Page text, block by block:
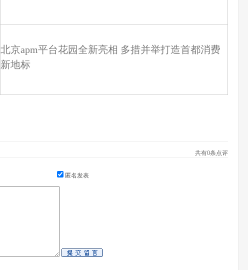
北京apm平台花园全新亮相 多措并举打造首都消费
新地标
共有0条点评
匿名发表